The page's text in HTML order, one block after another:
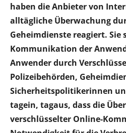
haben die Anbieter von
alltägliche Überwachung
Geheimdienste reagiert. Sie
Kommunikation der
Anwender durch
Polizeibehörden,
Sicherheitspolitikerinnen
tagein, tagaus, dass die
verschlüsselter Online-